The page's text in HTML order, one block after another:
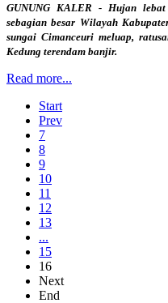
GUNUNG KALER - Hujan
sebagian besar Wilayah
sungai Cimanceuri meluap,
Kedung terendam banjir.
Read more...
Start
Prev
7
8
9
10
11
12
13
...
15
16
Next
End